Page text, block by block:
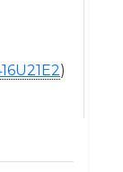
)